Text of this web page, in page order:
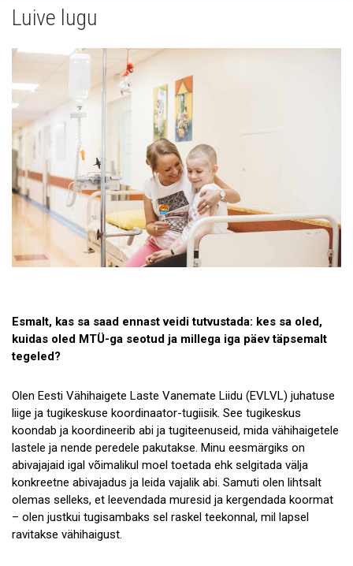
Patsientide lood
Doonorite ja sõprade lood
Luive lugu
Esmalt, kas sa saad ennast veidi tutvustada: kes sa oled,
kuidas oled MTÜ-ga seotud ja millega iga päev täpsemalt
tegeled?
Olen Eesti Vähihaigete Laste Vanemate Liidu (EVLVL) juhatuse
liige ja tugikeskuse koordinaator-tugiisik. See tugikeskus
koondab ja koordineerib abi ja tugiteenuseid, mida vähihaigetele
lastele ja nende peredele pakutakse. Minu eesmärgiks on
abivajajaid igal võimalikul moel toetada ehk selgitada välja
konkreetne abivajadus ja leida vajalik abi. Samuti olen lihtsalt
olemas selleks, et leevendada muresid ja kergendada koormat
– olen justkui tugisambaks sel raskel teekonnal, mil lapsel
ravitakse vähihaigust.